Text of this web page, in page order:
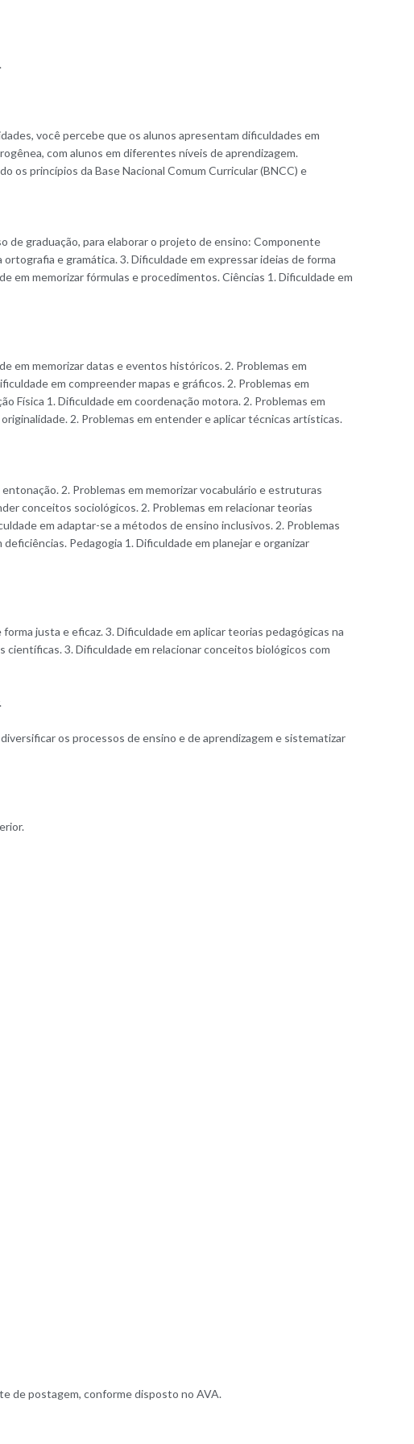
você percebe que os alunos apresentam dificuldades em
com alunos em diferentes níveis de aprendizagem.
os princípios da Base Nacional Comum Curricular (BNCC) e
de graduação, para elaborar o projeto de ensino: Componente
e gramática. 3. Dificuldade em expressar ideias de forma
em memorizar fórmulas e procedimentos. Ciências 1. Dificuldade em
em memorizar datas e eventos históricos. 2. Problemas em
em compreender mapas e gráficos. 2. Problemas em
Física 1. Dificuldade em coordenação motora. 2. Problemas em
2. Problemas em entender e aplicar técnicas artísticas.
2. Problemas em memorizar vocabulário e estruturas
conceitos sociológicos. 2. Problemas em relacionar teorias
em adaptar-se a métodos de ensino inclusivos. 2. Problemas
Pedagogia 1. Dificuldade em planejar e organizar
justa e eficaz. 3. Dificuldade em aplicar teorias pedagógicas na
científicas. 3. Dificuldade em relacionar conceitos biológicos com
os processos de ensino e de aprendizagem e sistematizar
de postagem, conforme disposto no AVA.